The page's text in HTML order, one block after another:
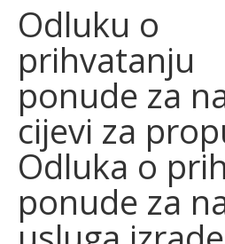
Službeni glasnici
Javne nabavke
Značajni datumi i
Program energetske
sektoru
Odluku o
prihvatanju
ponude za
cijevi za
Odluka o
ponude za